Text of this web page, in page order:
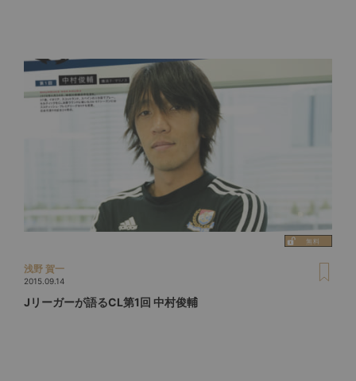
浅野 賀一
2015.09.14
Jリーガーが語るCL第1回 中村俊輔